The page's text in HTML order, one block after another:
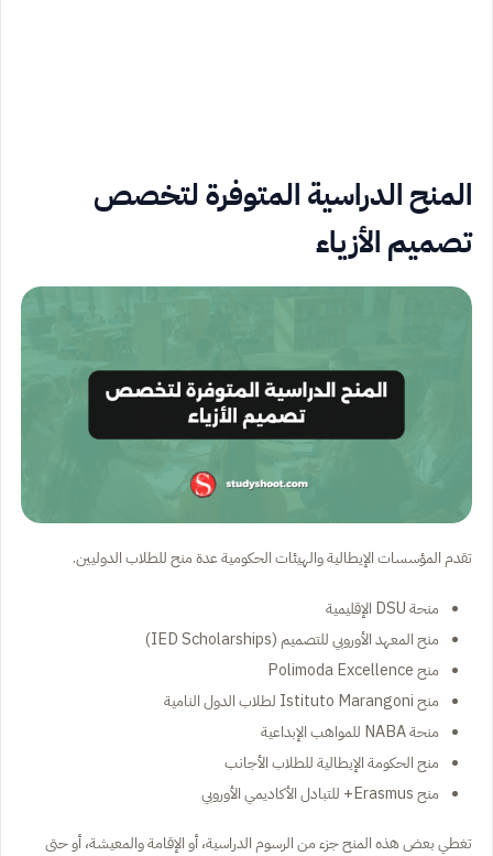
المنح الدراسية المتوفرة لتخصص
تصميم الأزياء
تقدم المؤسسات الإيطالية والهيئات الحكومية عدة منح للطلاب الدوليين.
منحة DSU الإقليمية
منح المعهد الأوروبي للتصميم (IED Scholarships)
منح Polimoda Excellence
منح Istituto Marangoni لطلاب الدول النامية
منحة NABA للمواهب الإبداعية
منح الحكومة الإيطالية للطلاب الأجانب
منح Erasmus+ للتبادل الأكاديمي الأوروبي
تغطي بعض هذه المنح جزء من الرسوم الدراسية، أو الإقامة والمعيشة، أو حتى